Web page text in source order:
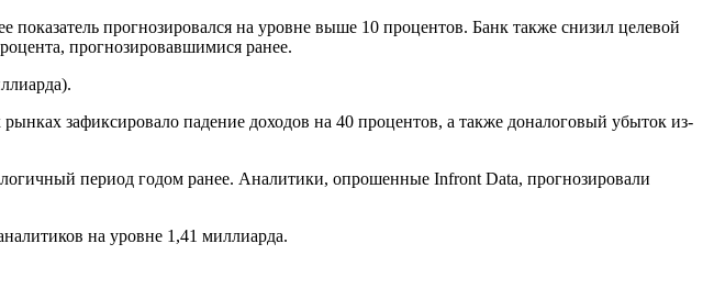
показатель прогнозировался на уровне выше 10 процентов. Банк также снизил целевой
прогнозировавшимися ранее.
зафиксировало падение доходов на 40 процентов, а также доналоговый убыток из-
период годом ранее. Аналитики, опрошенные Infront Data, прогнозировали
на уровне 1,41 миллиарда.